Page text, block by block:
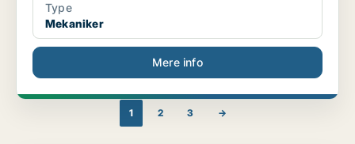
Type
Mekaniker
Mere info
1 2 3 →